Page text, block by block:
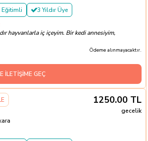
Eğitimli
3 Yıldır Üye
hayvanlarla iç içeyim. Bir kedi annesiyim,
Ödeme alınmayacaktır.
İLETİŞİME GEÇ
1250.00TL
gecelik